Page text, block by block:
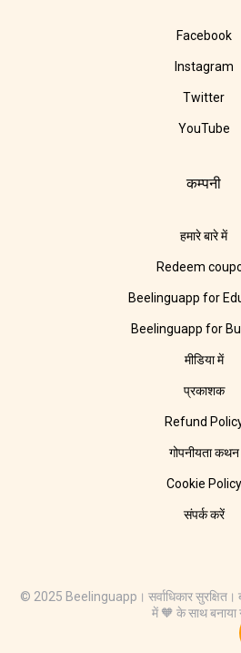
Facebook
Instagram
Twitter
YouTube
कम्पनी
हमारे बारे में
Redeem
Beelinguapp for
Beelinguapp for
मीडिया में
प्रकाशक
Refund
गोपनीयता कथन
Cookie Policy
संपर्क करें
© 2025 Beelinguapp। सर्वाधिकार सुरक्षित।
में 🧡 के साथ बनाया